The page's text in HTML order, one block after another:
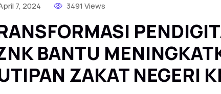
7, 2024 3491 Views
BANTU
ZAKAT NEGERI